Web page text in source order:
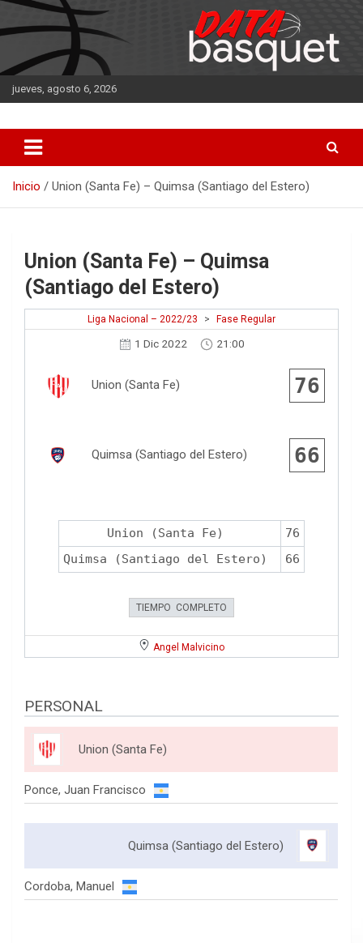
Saltar
al
contenido
jueves, agosto 6, 2026
DATA Basquet
Inicio Union (Santa Fe) – Quimsa (Santiago del Estero)
Union (Santa Fe) – Quimsa
(Santiago del Estero)
Liga Nacional – 2022/23 > Fase Regular
1 Dic 2022 21:00
Union (Santa Fe) 76
Quimsa (Santiago del Estero) 66
Union (Santa Fe)
76
Quimsa (Santiago del Estero)
66
TIEMPO COMPLETO
Angel Malvicino
PERSONAL
Union (Santa Fe)
Ponce, Juan Francisco
Quimsa (Santiago del Estero)
Cordoba, Manuel